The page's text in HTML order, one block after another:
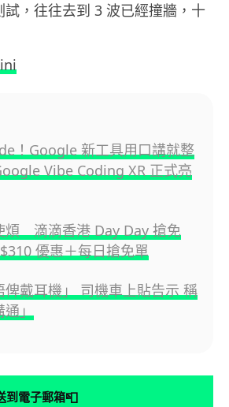
試，往往去到 3 波已經撞牆，十
！Google 新工具用口講就整
Vibe Coding XR 正式亮
煩 滴滴香港 Day Day 搶免
優惠＋每日搶免單
俾戴耳機」 司機車上貼告示 稱
通」
到電子郵箱📮